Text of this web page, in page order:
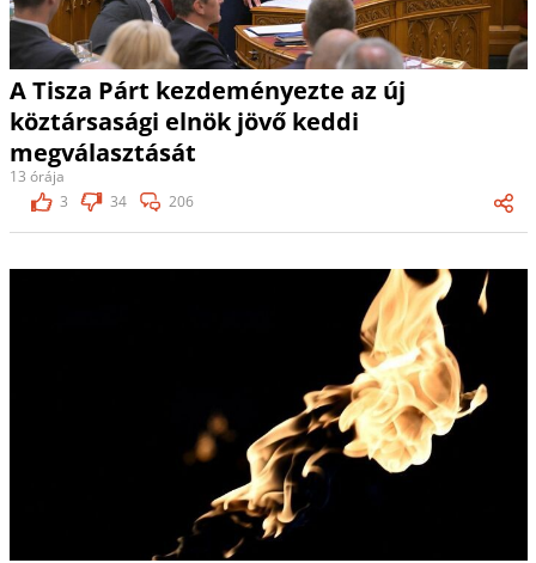
A Tisza Párt kezdeményezte az új
köztársasági elnök jövő keddi
megválasztását
13 órája
3
34 206